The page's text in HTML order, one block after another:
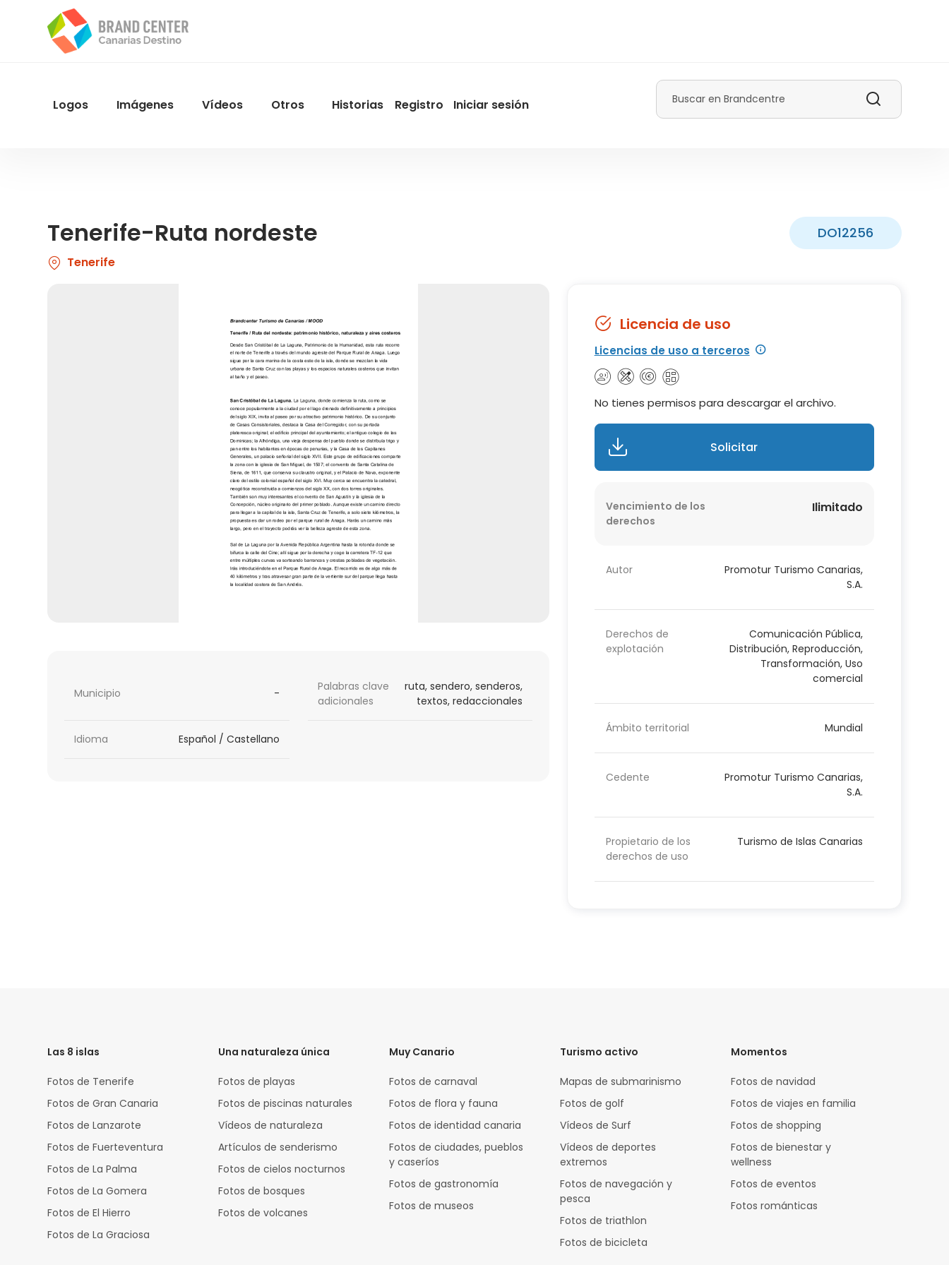
contenido
Menu
Logos Imágenes Vídeos Otros Historias
User
Registro Iniciar sesión
Buscar
Tenerife-Ruta nordeste DO12256
Tenerife
Municipio -
Palabras clave
adicionales
ruta, sendero, senderos,
textos, redaccionales
Idioma Español / Castellano
Licencia de uso
Licencias de uso a terceros
No tienes permisos para descargar el archivo.
Solicitar
Vencimiento de los
derechos
Ilimitado
Autor
Promotur Turismo Canarias,
S.A.
Derechos de
explotación
Comunicación Pública,
Distribución, Reproducción,
Transformación, Uso
comercial
Ámbito territorial Mundial
Cedente
Promotur Turismo Canarias,
S.A.
Propietario de los
derechos de uso
Turismo de Islas Canarias
Las 8 islas
Fotos de Tenerife
Fotos de Gran Canaria
Fotos de Lanzarote
Fotos de Fuerteventura
Fotos de La Palma
Fotos de La Gomera
Fotos de El Hierro
Fotos de La Graciosa
Una naturaleza única
Fotos de playas
Fotos de piscinas naturales
Vídeos de naturaleza
Artículos de senderismo
Fotos de cielos nocturnos
Fotos de bosques
Fotos de volcanes
Muy Canario
Fotos de carnaval
Fotos de flora y fauna
Fotos de identidad canaria
Fotos de ciudades, pueblos
y caseríos
Fotos de gastronomía
Fotos de museos
Turismo activo
Mapas de submarinismo
Fotos de golf
Vídeos de Surf
Vídeos de deportes
extremos
Fotos de navegación y
pesca
Fotos de triathlon
Fotos de bicicleta
Momentos
Fotos de navidad
Fotos de viajes en familia
Fotos de shopping
Fotos de bienestar y
wellness
Fotos de eventos
Fotos románticas